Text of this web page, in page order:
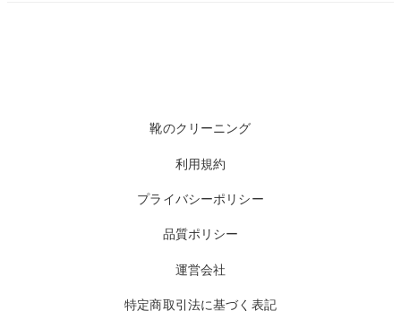
靴のクリーニング
利用規約
プライバシーポリシー
品質ポリシー
運営会社
特定商取引法に基づく表記